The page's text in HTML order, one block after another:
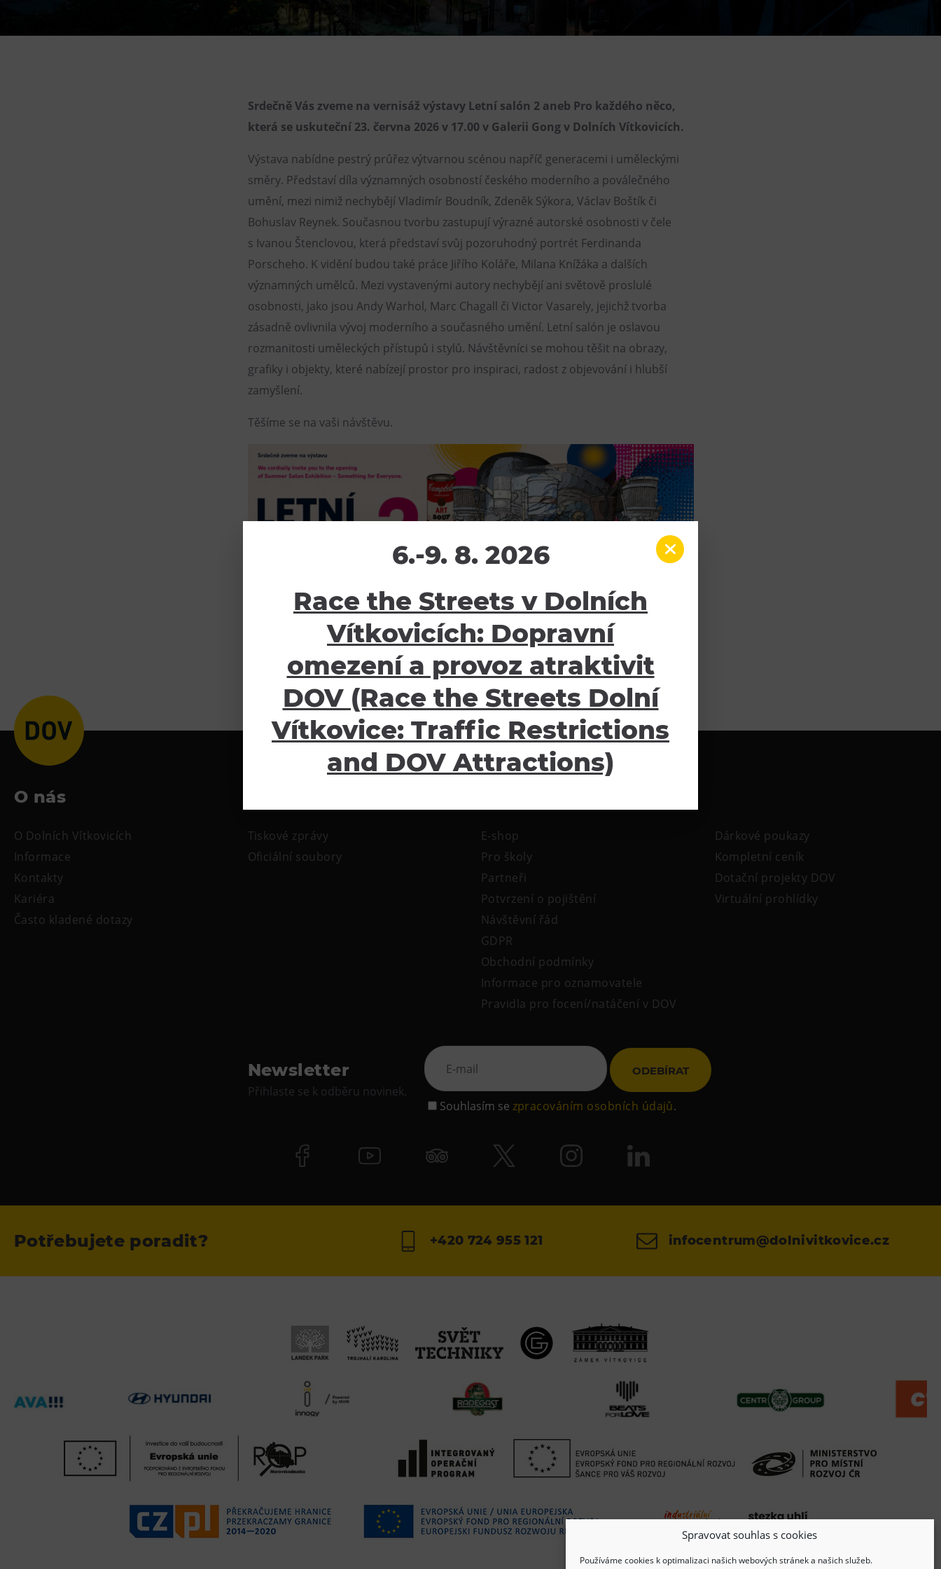
Spravovat souhlas s cookies
Používáme cookies k optimalizaci našich webových stránek a našich služeb.
Catering
Srdečně Vás zveme na vernisáž výstavy Letní salón 2 aneb Pro každého něco,
která se uskuteční 23. června 2026 v 17.00 v Galerii Gong v Dolních Vítkovicích.
Výstava nabídne pestrý průřez výtvarnou scénou napříč generacemi i uměleckými
směry. Představí díla významných osobností českého moderního a poválečného
umění, mezi nimiž nechybějí Vladimír Boudník, Zdeněk Sýkora, Václav Boštík či
Bohuslav Reynek. Současnou tvorbu zastupují výrazné autorské osobnosti v čele
s Ivanou Štenclovou, která představí svůj pozoruhodný portrét Ferdinanda
Porscheho. K vidění budou také práce Jiřího Koláře, Milana Knížáka a dalších
významných umělců. Mezi vystavenými autory nechybějí ani světově proslulé
osobnosti, jako jsou Andy Warhol, Marc Chagall či Victor Vasarely, jejichž tvorba
zásadně ovlivnila vývoj moderního a současného umění. Letní salón je oslavou
rozmanitosti uměleckých přístupů i stylů. Návštěvníci se mohou těšit na obrazy,
grafiky i objekty, které nabízejí prostor pro inspiraci, radost z objevování i hlubší
zamyšlení.
Těšíme se na vaši návštěvu.
O nás
O Dolních Vítkovicích
Informace
Kontakty
Kariéra
Často kladené dotazy
Tiskové zprávy
Oficiální soubory
E-shop
Pro školy
Partneři
Potvrzení o pojištění
Návštěvní řád
GDPR
Obchodní podmínky
Informace pro oznamovatele
Pravidla pro focení/natáčení v DOV
Dárkové poukazy
Kompletní ceník
Dotační projekty DOV
Virtuální prohlídky
Newsletter
Přihlaste se k odběru novinek.
ODEBÍRAT
Souhlasím se zpracováním osobních údajů.
Potřebujete poradit? +420 724 955 121 infocentrum@dolnivitkovice.cz
6.-9. 8. 2026
Race the Streets v Dolních
Vítkovicích: Dopravní
omezení a provoz atraktivit
DOV (Race the Streets Dolní
Vítkovice: Traffic Restrictions
and DOV Attractions)